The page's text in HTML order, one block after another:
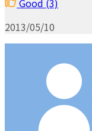
Good (3)
2013/05/10